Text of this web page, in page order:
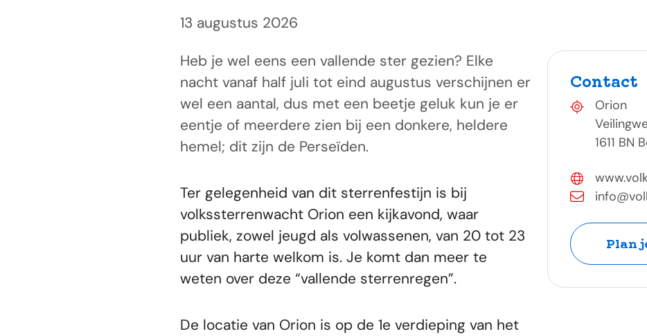
13 augustus 2026
Heb je wel eens een vallende ster gezien? Elke
nacht vanaf half juli tot eind augustus verschijnen er
wel een aantal, dus met een beetje geluk kun je er
eentje of meerdere zien bij een donkere, heldere
hemel; dit zijn de Perseïden.
Ter gelegenheid van dit sterrenfestijn is bij
volkssterrenwacht Orion een kijkavond, waar
publiek, zowel jeugd als volwassenen, van 20 tot 23
uur van harte welkom is. Je komt dan meer te
weten over deze “vallende sterrenregen”.
De locatie van Orion is op de 1e verdieping van het
Contact
Orion
1611 BN
Plan